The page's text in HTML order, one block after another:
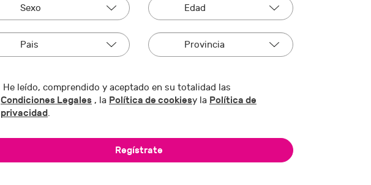
He leído, comprendido y aceptado en su totalidad las
Condiciones Legales , la Política de cookiesy la Política de
privacidad.